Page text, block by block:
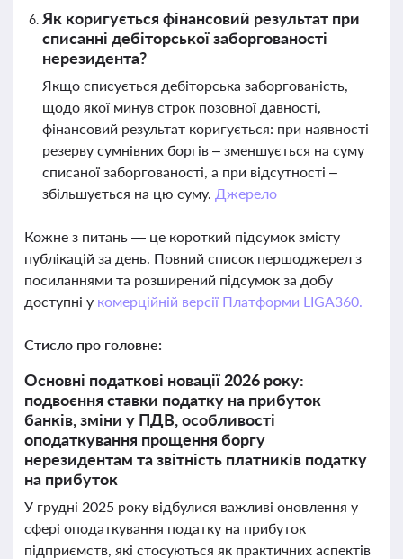
Як коригується фінансовий результат при
списанні дебіторської заборгованості
нерезидента?
Якщо списується дебіторська заборгованість,
щодо якої минув строк позовної давності,
фінансовий результат коригується: при наявності
резерву сумнівних боргів – зменшується на суму
списаної заборгованості, а при відсутності –
збільшується на цю суму. Джерело
Кожне з питань — це короткий підсумок змісту
публікацій за день. Повний список першоджерел з
посиланнями та розширений підсумок за добу
доступні у комерційній версії Платформи LIGA360.
Стисло про головне:
Основні податкові новації 2026 року:
подвоєння ставки податку на прибуток
банків, зміни у ПДВ, особливості
оподаткування прощення боргу
нерезидентам та звітність платників податку
на прибуток
У грудні 2025 року відбулися важливі оновлення у
сфері оподаткування податку на прибуток
підприємств, які стосуються як практичних аспектів